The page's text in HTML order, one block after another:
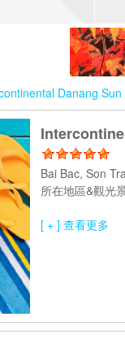
Danang
Bai Bac, Son
所在地區&觀光
[ + ] 查看更多